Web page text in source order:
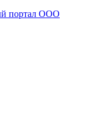
портал ООО